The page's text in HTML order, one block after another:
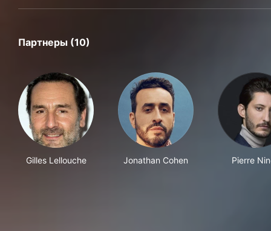
Партнеры (10)
Gilles Lellouche Jonathan Cohen Pierre